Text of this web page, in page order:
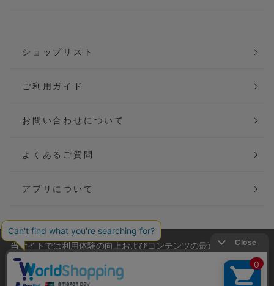
ショップリスト
ご利用ガイド
お問い合わせについて
よくあるご質問
アプリについて
会社概要
ご利用規約
当サイトでは利用体験の向上およびコンテンツの最適な提供、ト
ラフィックの分析を目的としてCookieを使用しています。
サイトの閲覧を継続された場合、Cookieの利用に同意したことも